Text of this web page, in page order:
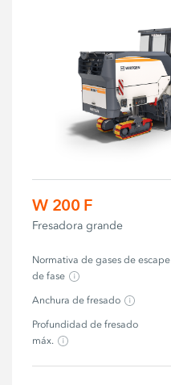
W 200 F
Fresadora grande
Normativa de gases de escape
de fase
Anchura de fresado
Profundidad de fresado
máx.